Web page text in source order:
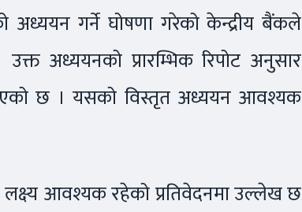
अध्ययन गर्ने घोषणा गरेको केन्द्रीय बैंकले
अध्ययनको प्रारम्भिक रिपोट अनुसार
छ । यसको विस्तृत अध्ययन आवश्यक
लक्ष्य आवश्यक रहेको प्रतिवेदनमा उल्लेख छ